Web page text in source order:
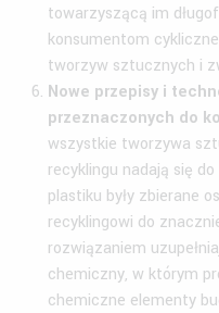
towarzyszącą im
konsumentom
tworzyw sztucznych i
Nowe przepisy i
przeznaczonych do
wszystkie tworzywa
recyklingu nadają się
plastiku były zbierane
recyklingowi do
rozwiązaniem
chemiczny, w którym
chemiczne elementy